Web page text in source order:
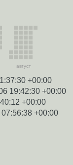
август
+00:00
19:42:30 +00:00
+00:00
+00:00